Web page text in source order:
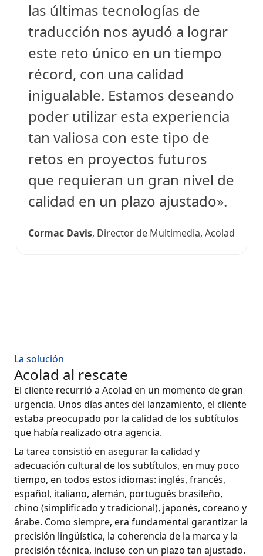
las últimas tecnologías de
traducción nos ayudó a lograr
este reto único en un tiempo
récord, con una calidad
inigualable. Estamos deseando
poder utilizar esta experiencia
tan valiosa con este tipo de
retos en proyectos futuros
que requieran un gran nivel de
calidad en un plazo ajustado».
Cormac Davis, Director de Multimedia, Acolad
La solución
Acolad al rescate
El cliente recurrió a Acolad en un momento de gran
urgencia. Unos días antes del lanzamiento, el cliente
estaba preocupado por la calidad de los subtítulos
que había realizado otra agencia.
La tarea consistió en asegurar la calidad y
adecuación cultural de los subtítulos, en muy poco
tiempo, en todos estos idiomas: inglés, francés,
español, italiano, alemán, portugués brasileño,
chino (simplificado y tradicional), japonés, coreano y
árabe. Como siempre, era fundamental garantizar la
precisión lingüística, la coherencia de la marca y la
precisión técnica, incluso con un plazo tan ajustado.